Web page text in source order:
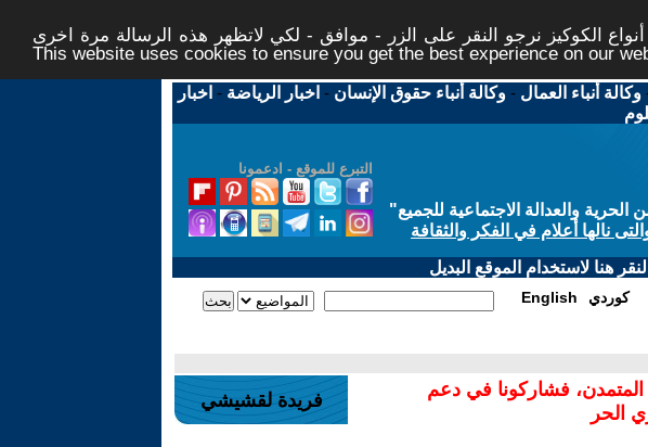
الكوكيز نرجو النقر على الزر - موافق - لكي لاتظهر هذه الرسالة مرة اخرى -
This website uses cookies to ensure you get the best experience on our
وكالة أنباء العمال -وكالة أنباء حقوق الإنسان - اخبار الرياضة - اخبار
التبرع للموقع - ادعمونا
والعدالة الاجتماعية للجميع"
نالها أعلام في الفكر والثقافة
هنا لاستخدام الموقع البديل
English كوردي
المتمدن، فشاركونا في دعم
الحر
فريدة لقشيشي